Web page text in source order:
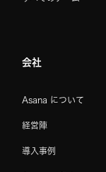
会社
Asana について
経営陣
導入事例